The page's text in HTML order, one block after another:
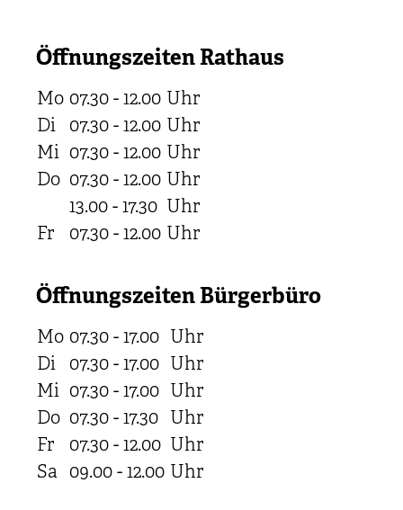
Öffnungszeiten Rathaus
Mo 07.30 - 12.00 Uhr
Di
07.30 - 12.00 Uhr
Mi 07.30 - 12.00 Uhr
Do 07.30 - 12.00 Uhr
13.00 - 17.30 Uhr
Fr
07.30 - 12.00 Uhr
Öffnungszeiten Bürgerbüro
Mo 07.30 - 17.00 Uhr
Di
07.30 - 17.00 Uhr
Mi 07.30 - 17.00 Uhr
Do 07.30 - 17.30 Uhr
Fr
07.30 - 12.00 Uhr
Sa 09.00 - 12.00 Uhr